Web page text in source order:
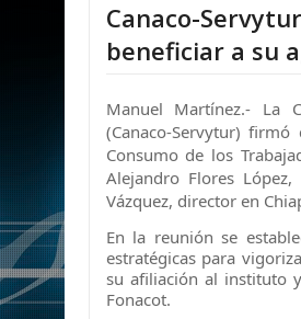
Canaco-
beneficiar a su
Manuel Martínez.- La
(Canaco-Servytur)
Consumo de los
Alejandro Flores
Vázquez, director en
En la reunión se
estratégicas para
su afiliación al instituto
Fonacot.